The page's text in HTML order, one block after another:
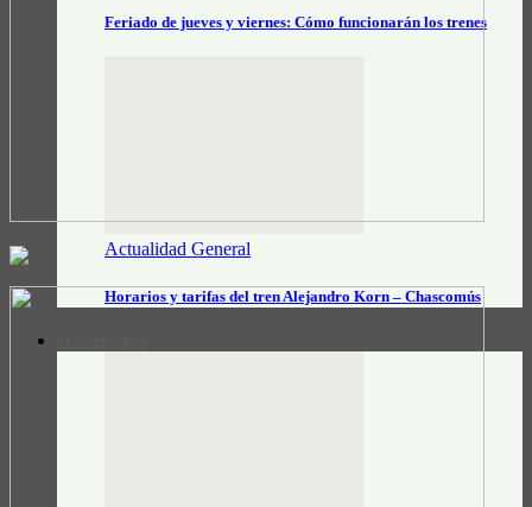
Feriado de jueves y viernes: Cómo funcionarán los trenes
Actualidad General
Horarios y tarifas del tren Alejandro Korn – Chascomús